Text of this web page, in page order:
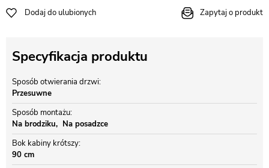
Dodaj do ulubionych Zapytaj o produkt
Specyfikacja produktu
Sposób otwierania drzwi
Przesuwne
Sposób montażu
Na brodziku
Na posadzce
Bok kabiny krótszy
90 cm